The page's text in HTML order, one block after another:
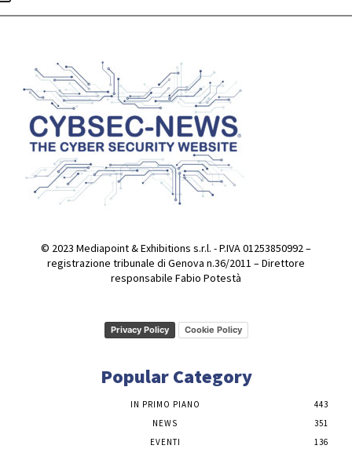
© 2023 Mediapoint & Exhibitions s.r.l. - P.IVA 01253850992 –
registrazione tribunale di Genova n.36/2011 – Direttore
responsabile Fabio Potestà
Privacy Policy Cookie Policy
Popular Category
IN PRIMO PIANO
443
NEWS
351
EVENTI
136